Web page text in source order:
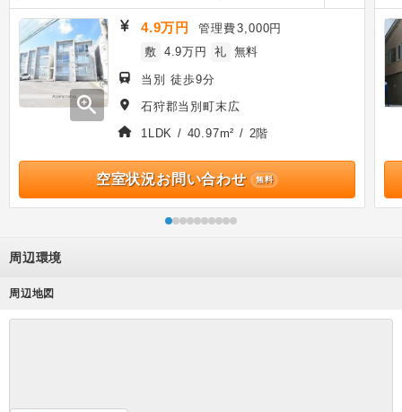
zoom_in
4.9万円 管理費3,000円
敷 4.9万円 礼 無料
当別 徒歩9分
石狩郡当別町末広
1LDK / 40.97m² / 2階
空室状況お問い合わせ 無料
周辺環境
周辺地図